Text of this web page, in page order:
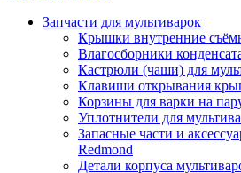
Запчасти для мультиварок
Крышки внутренние
Влагосборники
Кастрюли (чаши) для
Клавиши открывания
Корзины для варки на
Уплотнители для
Запасные части и
Redmond
Детали корпуса